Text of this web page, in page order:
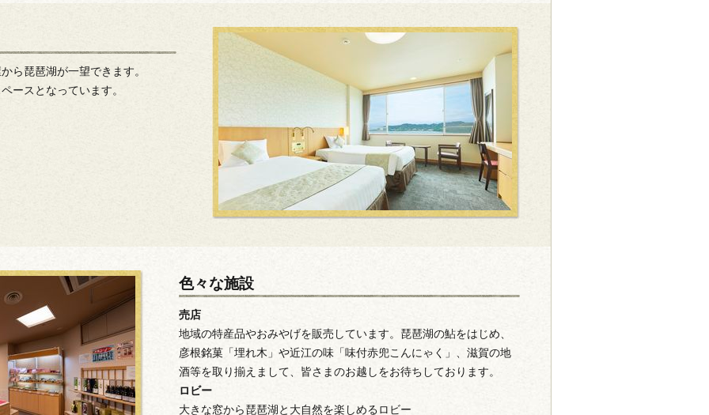
ら琵琶湖が一望できます。
ースとなっています。
色々な施設
売店
地域の特産品やおみやげを販売しています。琵琶湖の鮎をはじめ、
彦根銘菓「埋れ木」や近江の味「味付赤兜こんにゃく」、滋賀の地
酒等を取り揃えまして、皆さまのお越しをお待ちしております。
ロビー
大きな窓から琵琶湖と大自然を楽しめるロビー